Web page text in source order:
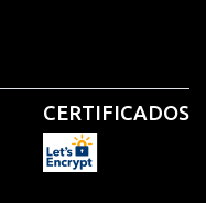
CERTIFICADOS